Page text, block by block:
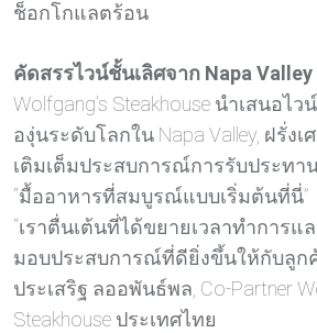
ช็อกโกแลตร้อน
คัดสรรไวน์ชั้นเลิศจาก Napa Valley
Wolfgang’s Steakhouse นำเสนอไ
องุ่นระดับโลกใน Napa Valley, ฝรั่ง
เติมเต็มประสบการณ์การรับประท
“มื้ออาหารที่สมบูรณ์แบบเริ่มต้นที่นี่”
“เราตื่นเต้นที่ได้ขยายเวลาทำการแ
มอบประสบการณ์ที่ดียิ่งขึ้นให้กับลูกค้
ประเสริฐ ลออพันธ์พล, Co-Partner
Steakhouse ประเทศไทย